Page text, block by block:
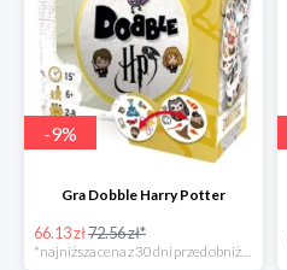
-9%
Gra Dobble Harry Potter
66.13 zł72.56 zł*
*najniższa cena z 30 dni przed obniżką